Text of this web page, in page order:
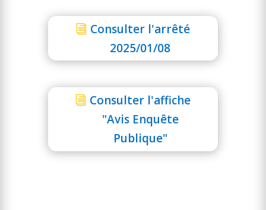
Consulter l'arrêté
2025/01/08
Consulter l'affiche
"Avis Enquête
Publique"